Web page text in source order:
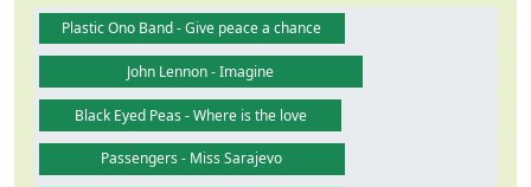
Plastic Ono Band - Give peace a chance
John Lennon - Imagine
Black Eyed Peas - Where is the love
Passengers - Miss Sarajevo